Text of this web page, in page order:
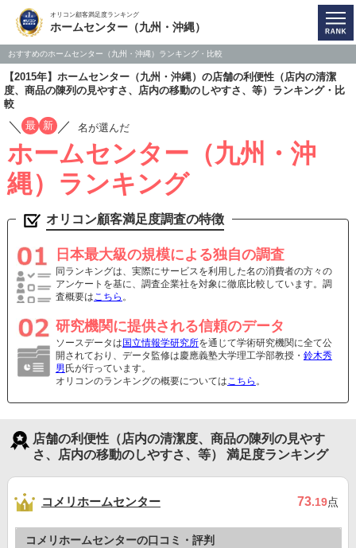
オリコン顧客満足度ランキング
ホームセンター（九州・沖縄）
おすすめのホームセンター（九州・沖縄）ランキング・比較
【2015年】ホームセンター（九州・沖縄）の店舗の利便性（店内の清潔
度、商品の陳列の見やすさ、店内の移動のしやすさ、等）ランキング・比
較
／ 最 新 ／ 名が選んだ
ホームセンター（九州・沖
縄）ランキング
オリコン顧客満足度調査の特徴
日本最大級の規模による独自の調査
同ランキングは、実際にサービスを利用した名の消費者の方々の
アンケートを基に、調査企業社を対象に徹底比較しています。調
査概要はこちら 。
研究機関に提供される信頼のデータ
ソースデータは 国立情報学研究所を通じて学術研究機関に全て公
開されており、データ監修は慶應義塾大学理工学部教授・ 鈴木秀
男 氏が行っています。
オリコンのランキングの概要についてはこちら 。
店舗の利便性（店内の清潔度、商品の陳列の見やす
さ、店内の移動のしやすさ、等） 満足度ランキング
コメリホームセンター 73.19点
コメリホームセンターの口コミ・評判